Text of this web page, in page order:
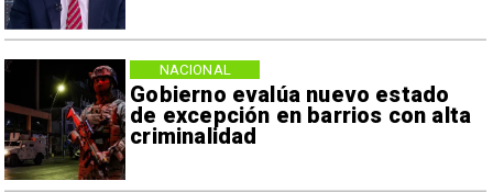
Gobierno evalúa nuevo estado
de excepción en barrios con alta
criminalidad
NACIONAL